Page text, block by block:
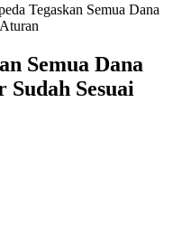
Tegaskan Semua Dana
Semua Dana
Sesuai